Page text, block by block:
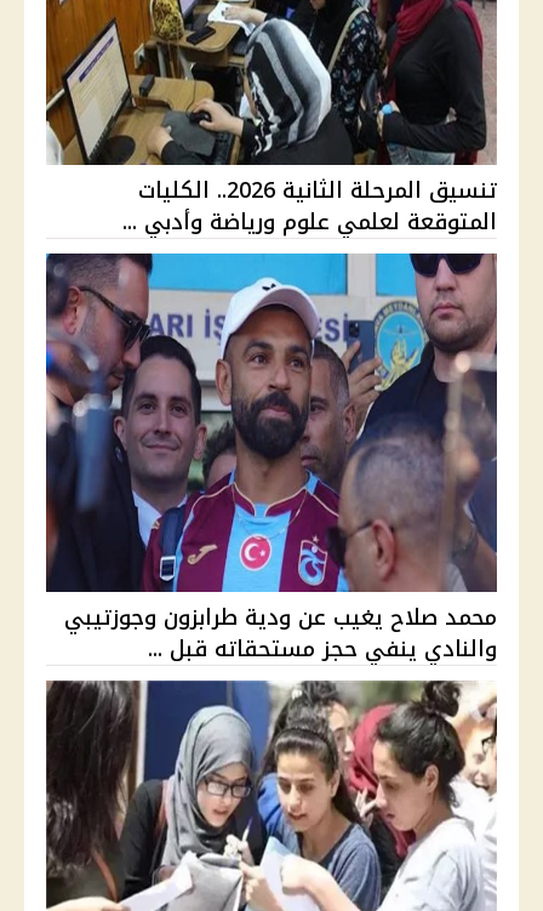
تنسيق المرحلة الثانية 2026.. الكليات
المتوقعة لعلمي علوم ورياضة وأدبي ...
محمد صلاح يغيب عن ودية طرابزون وجوزتيبي
والنادي ينفي حجز مستحقاته قبل ...